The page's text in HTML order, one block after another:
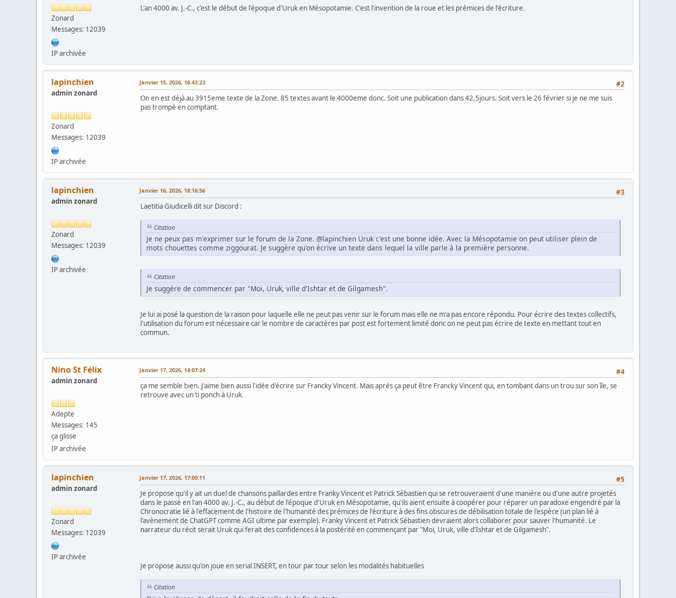
Zonard
Messages: 12039
IP archivée
L'an 4000 av. J.-C., c'est le début de l'époque d'Uruk en Mésopotamie. C'est l'invention de la roue et les prémices de l'écriture.
lapinchien
admin zonard
Zonard
Messages: 12039
IP archivée
#2
Janvier 15, 2026, 16:43:23
On en est déjà au 3915eme texte de la Zone. 85 textes avant le 4000eme donc. Soit une publication dans 42,5jours. Soit vers le 26 février si je ne me suis
pas trompé en comptant.
lapinchien
admin zonard
Zonard
Messages: 12039
IP archivée
#3
Janvier 16, 2026, 18:16:56
Laetitia Giudicelli dit sur Discord :
Citation
Je ne peux pas m'exprimer sur le forum de la Zone. @lapinchien Uruk c'est une bonne idée. Avec la Mésopotamie on peut utiliser plein de
mots chouettes comme ziggourat. Je suggère qu'on écrive un texte dans lequel la ville parle à la première personne.
Citation
Je suggère de commencer par "Moi, Uruk, ville d'Ishtar et de Gilgamesh".
Je lui ai posé la question de la raison pour laquelle elle ne peut pas venir sur le forum mais elle ne m'a pas encore répondu. Pour écrire des textes collectifs,
l'utilisation du forum est nécessaire car le nombre de caractères par post est fortement limité donc on ne peut pas écrire de texte en mettant tout en
commun.
Nino St Félix
admin zonard
Adepte
Messages: 145
ça glisse
IP archivée
#4
Janvier 17, 2026, 14:07:24
ça me semble bien. J'aime bien aussi l'idée d'écrire sur Francky Vincent. Mais aprés ça peut être Francky Vincent qui, en tombant dans un trou sur son île, se
retrouve avec un ti ponch à Uruk.
lapinchien
admin zonard
Zonard
Messages: 12039
IP archivée
#5
Janvier 17, 2026, 17:00:11
Je propose qu'il y ait un duel de chansons paillardes entre Franky Vincent et Patrick Sébastien qui se retrouveraient d'une manière ou d'une autre projetés
dans le passé en l'an 4000 av. J.-C., au début de l'époque d'Uruk en Mésopotamie, qu'ils aient ensuite à coopérer pour réparer un paradoxe engendré par la
Chronocratie lié à l'effacement de l'histoire de l'humanité des prémices de l'écriture à des fins obscures de débilisation totale de l'espèce (un plan lié à
l'avènement de ChatGPT comme AGI ultime par exemple). Franky Vincent et Patrick Sébastien devraient alors collaborer pour sauver l'humanité. Le
narrateur du récit serait Uruk qui ferait des confidences à la postérité en commençant par "Moi, Uruk, ville d'Ishtar et de Gilgamesh".
Je propose aussi qu'on joue en serial INSERT, en tour par tour selon les modalités habituelles
Citation